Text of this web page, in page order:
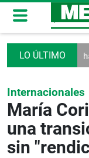
renueva a Vinícius
Internacionales
María
una
sin